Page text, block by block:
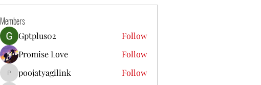
Members
Gptplus02
Follow
Promise Love
Follow
poojatyagilink
poojatyagilink Follow